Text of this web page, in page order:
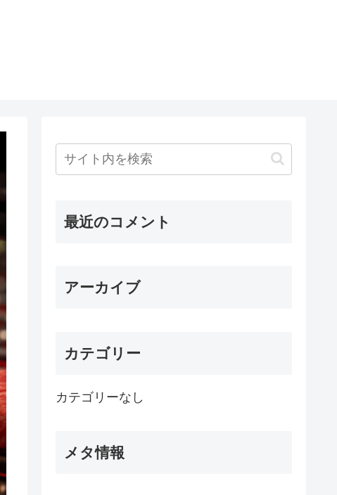
最近のコメント
アーカイブ
カテゴリー
カテゴリーなし
メタ情報